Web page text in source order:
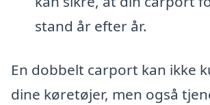
stand år efter år.
En dobbelt carport kan ikke
dine køretøjer, men også